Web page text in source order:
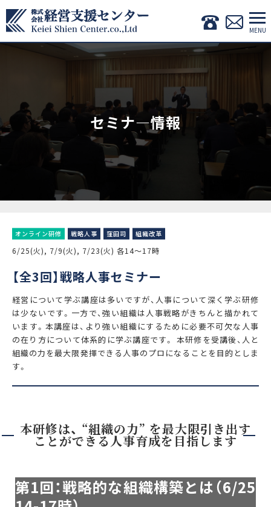
セミナ―情報
オンライン研修 戦略人事 窪田司 組織改革
6/25(火), 7/9(火), 7/23(火) 各14〜17時
【全3回】戦略人事セミナー
経営について学ぶ講座は多いですが、人事について深く学ぶ研修
は少ないです。一方で、強い組織は人事戦略がきちんと描かれて
います。本講座は、より強い組織にするために必要不可欠な人事
の在り方について体系的に学ぶ講座です。 本研修を受講後、人と
組織の力を最大限発揮できる人事のプロになることを目的としま
す。
本研修は、 “組織の力” を最大限引き出す
ことができる人事育成を目指します
第1回：戦略的な組織構築とは（6/25